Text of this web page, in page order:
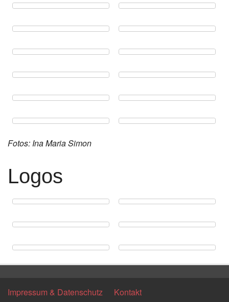
Fotos: Ina Maria Simon
Logos
Impressum & Datenschutz
Kontakt